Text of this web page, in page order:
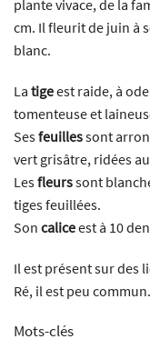
plante vivace, de la
cm. Il fleurit de juin à
blanc.
La tigeest raide, à
tomenteuse et
Sesfeuillessont
vert grisâtre, ridées
Lesfleurssont
tiges feuillées.
Son caliceest à 10
Il est présent sur des
Ré, il est peu commun.
Mots-clés